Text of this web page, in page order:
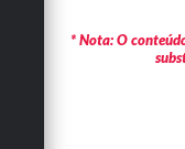
Contato
* Nota: O